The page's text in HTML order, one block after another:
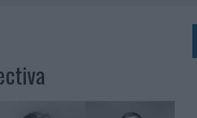
AL MÓVIL COMO DISPOSITIVO MÁS UTILIZADO
CALIPPO Y SOLERO